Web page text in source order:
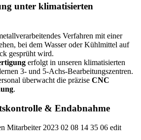
unter klimatisierten
erfolgt in unseren klimatisierten
3- und 5-Achs-Bearbeitungszentren.
überwacht die präzise CNC
.
& Endabnahme